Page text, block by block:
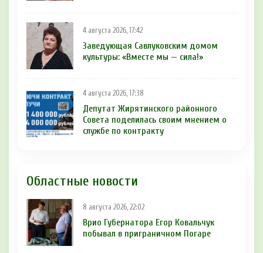
4 августа 2026, 17:42
Заведующая Савлуковским домом
культуры: «Вместе мы — сила!»
4 августа 2026, 17:38
Депутат Жирятинского районного
Совета поделилась своим мнением о
службе по контракту
Областные новости
8 августа 2026, 22:02
Врио Губернатора Егор Ковальчук
побывал в приграничном Погаре